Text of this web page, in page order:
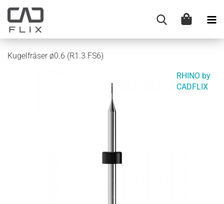
Kugelfräser ø0.6 (R1.3 FS6)
RHINO by
CADFLIX